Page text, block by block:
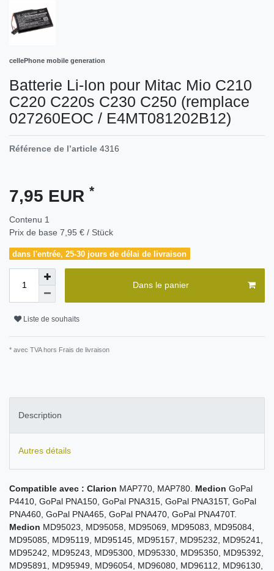
cellePhone mobile generation
Batterie Li-Ion pour Mitac Mio C210
C220 C220s C230 C250 (remplace
027260EOC / E4MT081202B12)
Référence de l’article 4316
7,95 EUR *
Contenu 1
Prix de base 7,95 € / Stück
dans l'entrée, 25-30 jours de délai de livraison
Dans le panier
Liste de souhaits
* avec TVA hors Frais de livraison
Description
Autres détails
Compatible avec : Clarion MAP770, MAP780. Medion GoPal
P4410, GoPal PNA150, GoPal PNA315, GoPal PNA315T, GoPal
PNA460, GoPal PNA465, GoPal PNA470, GoPal PNA470T.
Medion MD95023, MD95058, MD95069, MD95083, MD95084,
MD95085, MD95119, MD95145, MD95157, MD95232, MD95241,
MD95242, MD95243, MD95300, MD95330, MD95350, MD95392,
MD95891, MD95949, MD96054, MD96080, MD96112, MD96130,